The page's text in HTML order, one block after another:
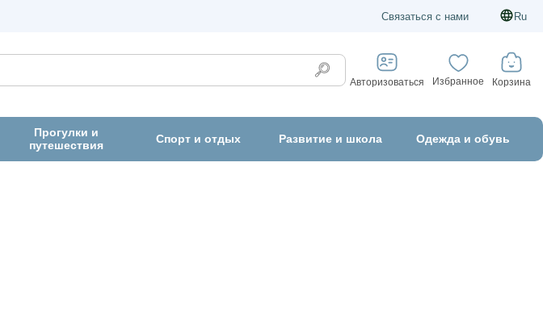
Связаться с нами Ru
Авторизоваться Избранное Корзина
Прогулки и
путешествия
Спорт и отдых Развитие и школа Одежда и обувь